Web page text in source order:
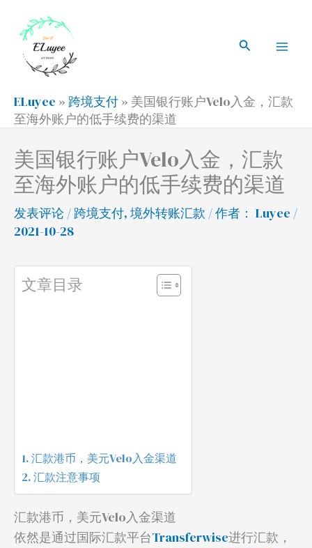
搜
ELuyee » 跨境支付 » 美国银行账户Velo入金，汇款
至海外账户的低手续费的渠道
美国银行账户Velo入金，汇款
至海外账户的低手续费的渠道
发表评论 /跨境支付, 境外转账汇款 / 作者： Luyee /
2021-10-28
文章目录
汇款港币，美元Velo入金渠道
汇款注意事项
汇款港币，美元Velo入金渠道
依然是通过国际汇款平台Transferwise进行汇款，
索